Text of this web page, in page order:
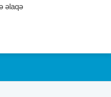
əlaqə